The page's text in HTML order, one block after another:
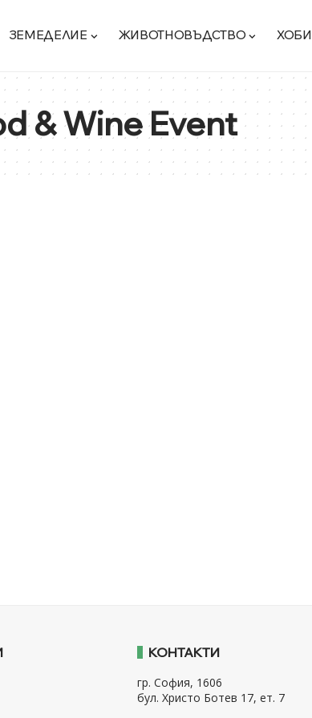
ЗЕМЕДЕЛИЕ ЖИВОТНОВЪДСТВО ХОБИ
& Wine Event
КОНТАКТИ
гр. София, 1606
бул. Христо Ботев 17, ет. 7